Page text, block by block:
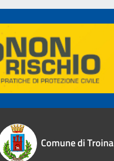
Comune di Troina